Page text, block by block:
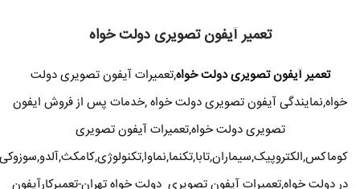
تعمیر آیفون تصویری دولت خواه
تعمیر آیفون تصویری دولت خواه,تعمیرات آیفون تصویری دولت
خواه,نمایندگی آیفون تصویری دولت خواه ,خدمات پس از فروش ایفون
تصویری دولت خواه,تعمیرات آیفون تصویری
کوماکس,الکتروپیک,سیماران,تابا,تکنما,نماوا,تکنولوژی,کامکث,آلدو,سوزوکی
در دولت خواه,تعمیرات آیفون تصویری دولت خواه تهران-تعمیرکارآیفون